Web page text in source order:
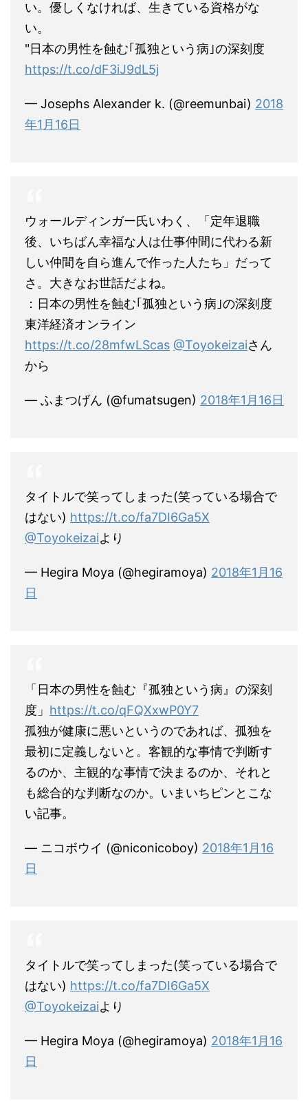
い。優しくなければ、生きている資格がな
い。
"日本の男性を蝕む｢孤独という病｣の深刻度
https://t.co/dF3iJ9dL5j
— Josephs Alexander k. (@reemunbai) 2018
年1月16日
ウォールディンガー氏いわく、「定年退職
後、いちばん幸福な人は仕事仲間に代わる新
しい仲間を自ら進んで作った人たち」だって
さ。大きなお世話だよね。
：日本の男性を蝕む｢孤独という病｣の深刻度
東洋経済オンライン
https://t.co/28mfwLScas @Toyokeizaiさん
から
— ふまつげん (@fumatsugen) 2018年1月16日
タイトルで笑ってしまった(笑っている場合で
はない) https://t.co/fa7DI6Ga5X
@Toyokeizaiより
— Hegira Moya (@hegiramoya) 2018年1月16
日
「日本の男性を蝕む『孤独という病』の深刻
度」 https://t.co/qFQXxwP0Y7
孤独が健康に悪いというのであれば、孤独を
最初に定義しないと。客観的な事情で判断す
るのか、主観的な事情で決まるのか、それと
も総合的な判断なのか。いまいちピンとこな
い記事。
— ニコボウイ (@niconicoboy) 2018年1月16
日
タイトルで笑ってしまった(笑っている場合で
はない) https://t.co/fa7DI6Ga5X
@Toyokeizaiより
— Hegira Moya (@hegiramoya) 2018年1月16
日